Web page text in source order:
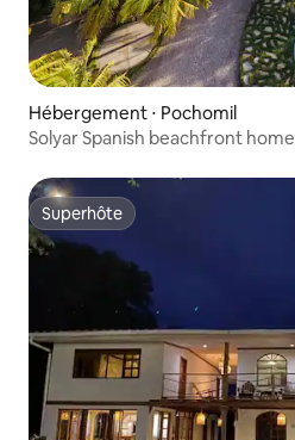
Hébergement ⋅ Pochomil
Solyar Spanish beachfront home
Superhôte
Superhôte